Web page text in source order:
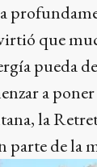
que
pueda
a
la
parte de la